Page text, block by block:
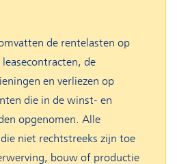
de rentelasten op
de
en verliezen op
die in de winst- en
opgenomen. Alle
niet rechtstreeks zijn toe
bouw of productie